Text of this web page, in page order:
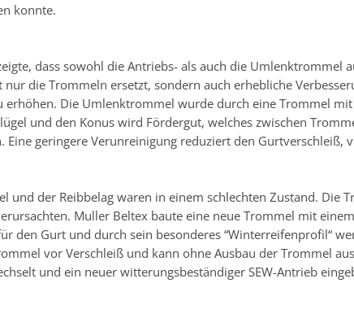
konnte.
dass sowohl die Antriebs- als auch die Umlenktrommel
die Trommeln ersetzt, sondern auch erhebliche
erhöhen. Die Umlenktrommel wurde durch eine Trommel
und den Konus wird Fördergut, welches zwischen
Eine geringere Verunreinigung reduziert den Gurtverschleiß,
und der Reibbelag waren in einem schlechten Zustand. Die
Muller Beltex baute eine neue Trommel mit
den Gurt und durch sein besonderes “Winterreifenprofil“
vor Verschleiß und kann ohne Ausbau der Trommel
und ein neuer witterungsbeständiger SEW-Antrieb